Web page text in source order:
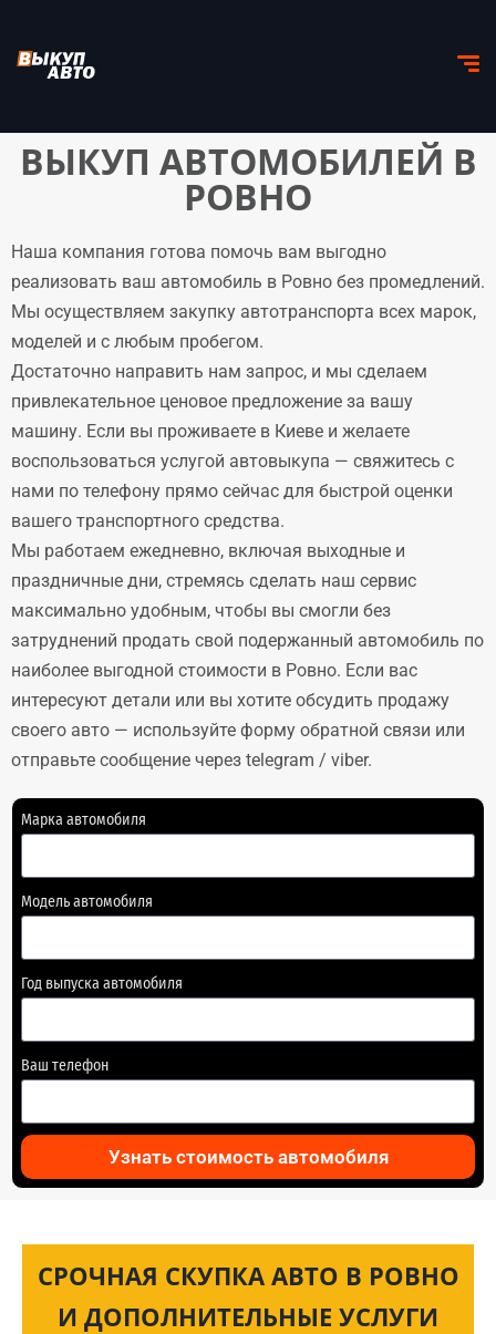
ВЫКУП АВТОМОБИЛЕЙ В
РОВНО
Наша компания готова помочь вам выгодно
реализовать ваш автомобиль в Ровно без промедлений.
Мы осуществляем закупку автотранспорта всех марок,
моделей и с любым пробегом.
Достаточно направить нам запрос, и мы сделаем
привлекательное ценовое предложение за вашу
машину. Если вы проживаете в Киеве и желаете
воспользоваться услугой автовыкупа — свяжитесь с
нами по телефону прямо сейчас для быстрой оценки
вашего транспортного средства.
Мы работаем ежедневно, включая выходные и
праздничные дни, стремясь сделать наш сервис
максимально удобным, чтобы вы смогли без
затруднений продать свой подержанный автомобиль по
наиболее выгодной стоимости в Ровно. Если вас
интересуют детали или вы хотите обсудить продажу
своего авто — используйте форму обратной связи или
отправьте сообщение через telegram / viber.
Марка автомобиля
Модель автомобиля
Год выпуска автомобиля
Ваш телефон
Узнать стоимость автомобиля
СРОЧНАЯ СКУПКА АВТО В РОВНО
И ДОПОЛНИТЕЛЬНЫЕ УСЛУГИ